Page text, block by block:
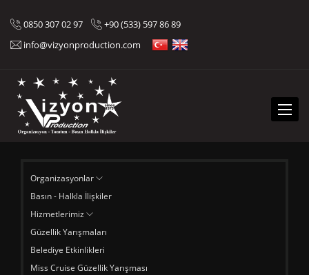
0850 307 02 97
+90 (533) 597 86 89
info@vizyonproduction.com
Menü
Organizasyonlar
Basın - Halkla İlişkiler
Hizmetlerimiz
Güzellik Yarışmaları
Belediye Etkinlikleri
Miss Cruise Güzellik Yarışması